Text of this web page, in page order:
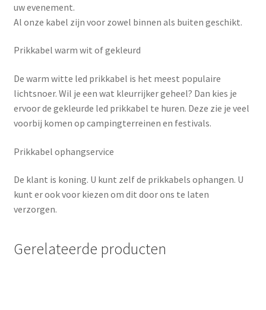
uw evenement.
Al onze kabel zijn voor zowel binnen als buiten geschikt.
Prikkabel warm wit of gekleurd
De warm witte led prikkabel is het meest populaire
lichtsnoer. Wil je een wat kleurrijker geheel? Dan kies je
ervoor de gekleurde led prikkabel te huren. Deze zie je veel
voorbij komen op campingterreinen en festivals.
Prikkabel ophangservice
De klant is koning. U kunt zelf de prikkabels ophangen. U
kunt er ook voor kiezen om dit door ons te laten
verzorgen.
Gerelateerde producten